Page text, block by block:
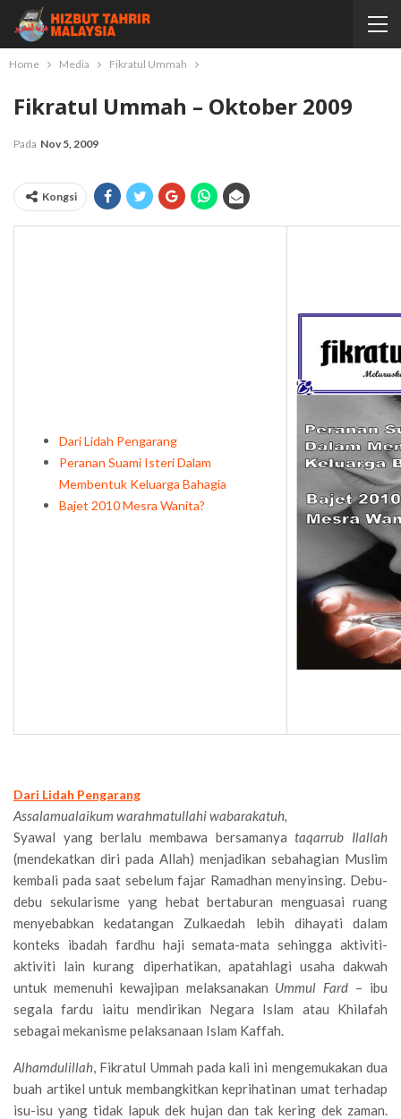
Home Media Fikratul Ummah
Fikratul Ummah – Oktober 2009
Pada Nov 5, 2009
Kongsi
Dari Lidah Pengarang
Peranan Suami Isteri Dalam
Membentuk Keluarga Bahagia
Bajet 2010 Mesra Wanita?
Dari Lidah Pengarang
Assalamualaikum warahmatullahi wabarakatuh,
Syawal yang berlalu membawa bersamanyataqarrub Ilallah
(mendekatkan diri pada Allah) menjadikan sebahagian Muslim
kembali pada saat sebelum fajar Ramadhan menyinsing. Debu-
debu sekularisme yang hebat bertaburan menguasai ruang
menyebabkan kedatangan Zulkaedah lebih dihayati dalam
konteks ibadah fardhu haji semata-mata sehingga aktiviti-
aktiviti lain kurang diperhatikan, apatahlagi usaha dakwah
untuk memenuhi kewajipan melaksanakan Ummul Fard – ibu
segala fardu iaitu mendirikan Negara Islam atau Khilafah
sebagai mekanisme pelaksanaan Islam Kaffah.
Alhamdulillah, Fikratul Ummah pada kali ini mengemukakan dua
buah artikel untuk membangkitkan keprihatinan umat terhadap
isu-isu yang tidak lapuk dek hujan dan tak kering dek zaman.